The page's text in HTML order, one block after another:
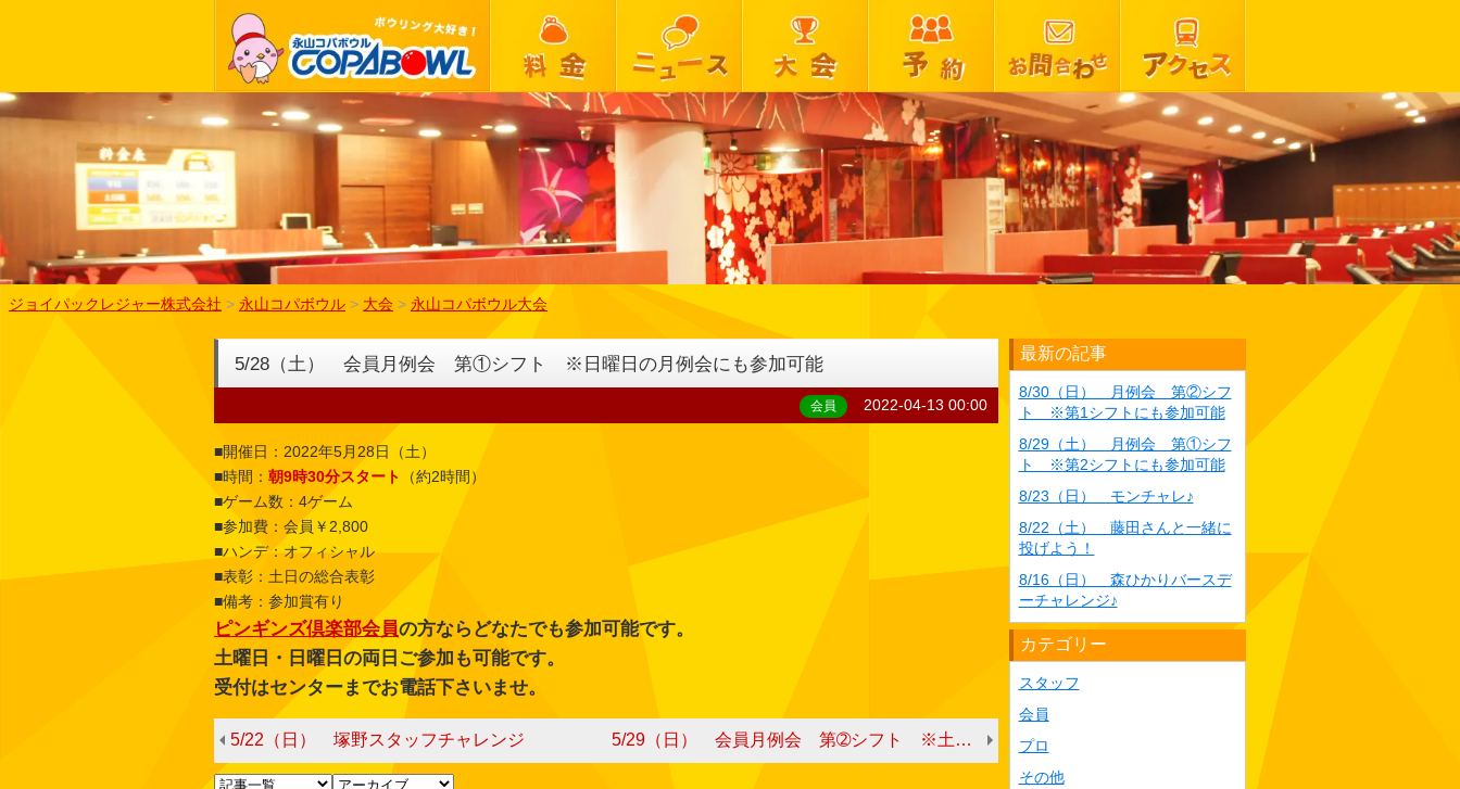
ジョイパックレジャー株式会社 > 永山コパボウル > 大会 > 永山コパボウル大会
5/28（土） 会員月例会 第①シフト ※日曜日の月例会にも参加可能
会員 2022-04-13 00:00
■開催日：2022年5月28日（土）
■時間： 朝9時30分スタート
（約2時間）
■ゲーム数：4ゲーム
■参加費：会員￥2,800
■ハンデ：オフィシャル
■表彰：土日の総合表彰
■備考：参加賞有り
ピンギンズ倶楽部会員の方ならどなたでも参加可能です。
土曜日・日曜日の両日ご参加も可能です。
受付はセンターまでお電話下さいませ。
5/22（日） 塚野スタッフチャレンジ 5/29（日） 会員月例会 第➁シフト ※土曜日の月例会にも参加可能
最新の記事
8/30（日） 月例会 第②シフ
ト ※第1シフトにも参加可能
8/29（土） 月例会 第①シフ
ト ※第2シフトにも参加可能
8/23（日） モンチャレ♪
8/22（土） 藤田さんと一緒に
投げよう！
8/16（日） 森ひかりバースデ
ーチャレンジ♪
カテゴリー
スタッフ
会員
プロ
その他